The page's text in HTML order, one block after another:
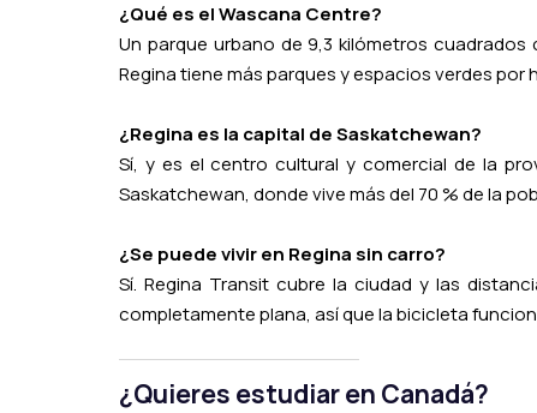
¿Qué es el Wascana Centre?
Un parque urbano de 9,3 kilómetros
Regina tiene más parques y espacios verdes
¿Regina es la capital de Saskatchewan?
Sí, y es el centro cultural y comercial de la
Saskatchewan, donde vive más del 70 % de la
¿Se puede vivir en Regina sin carro?
Sí. Regina Transit cubre la ciudad y las
completamente plana, así que la bicicleta
¿Quieres estudiar en Canadá?